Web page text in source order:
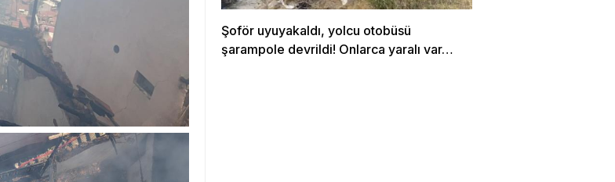
Şoför uyuyakaldı, yolcu otobüsü
şarampole devrildi! Onlarca yaralı var…